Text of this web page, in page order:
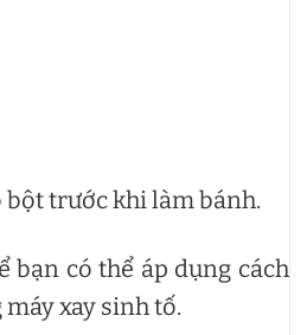
bột trước khi làm bánh.
bạn có thể áp dụng cách
xay sinh tố.